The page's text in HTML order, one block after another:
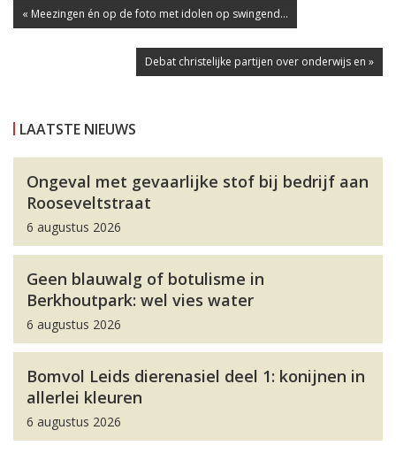
« Meezingen én op de foto met idolen op swingend...
Debat christelijke partijen over onderwijs en »
LAATSTE NIEUWS
Ongeval met gevaarlijke stof bij bedrijf aan
Rooseveltstraat
6 augustus 2026
Geen blauwalg of botulisme in
Berkhoutpark: wel vies water
6 augustus 2026
Bomvol Leids dierenasiel deel 1: konijnen in
allerlei kleuren
6 augustus 2026